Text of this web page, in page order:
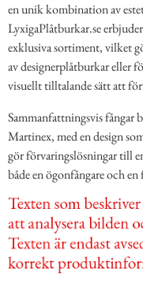
en unik kombination av
LyxigaPlåtburkar.se
exklusiva sortiment, vilket
av designerplåtburkar eller
visuellt tilltalande sätt att
Sammanfattningsvis fångar
Martinex, med en design
gör förvaringslösningar till
både en ögonfångare och